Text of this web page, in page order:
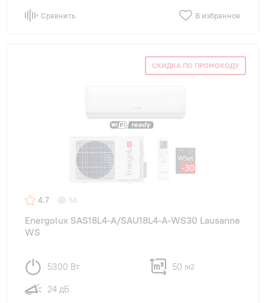
Сравнить В избранное
СКИДКА ПО ПРОМОКОДУ
4.7 58
Energolux SAS18L4-A/SAU18L4-A-WS30 Lausanne
WS
5300 Вт 50 м2
24 дБ